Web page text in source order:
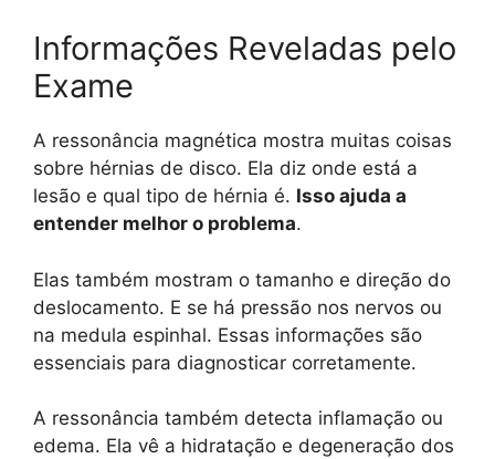
Informações Reveladas pelo
Exame
A ressonância magnética mostra muitas coisas
sobre hérnias de disco. Ela diz onde está a
lesão e qual tipo de hérnia é. Isso ajuda a
entender melhor o problema.
Elas também mostram o tamanho e direção do
deslocamento. E se há pressão nos nervos ou
na medula espinhal. Essas informações são
essenciais para diagnosticar corretamente.
A ressonância também detecta inflamação ou
edema. Ela vê a hidratação e degeneração dos